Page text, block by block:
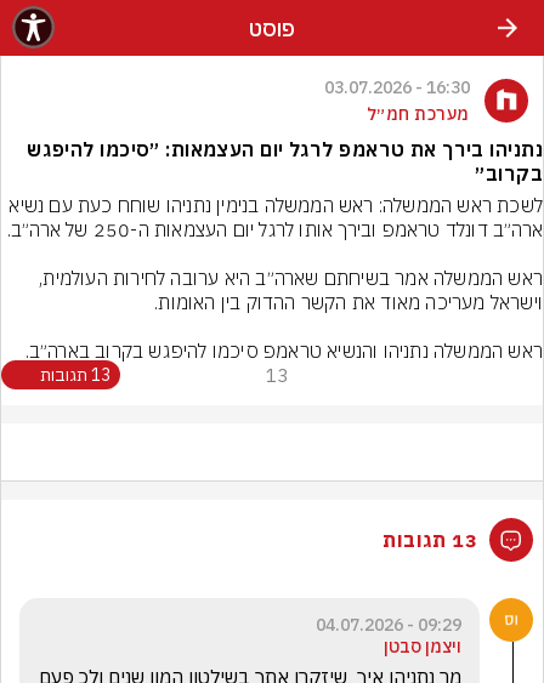
פוסט
16:30 - 03.07.2026
מערכת חמ״ל
נתניהו בירך את טראמפ לרגל יום העצמאות: ״סיכמו להיפגש
בקרוב״
ראש הממשלה נתניהו והנשיא טראמפ סיכמו להיפגש בקרוב בארה״ב.
13 13 תגובות
13 תגובות
09:29 - 04.07.2026
ויצמן סבטן